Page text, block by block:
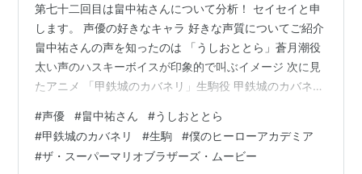
第七十二回目は畠中祐さんについて分析！ セイセイと申
します。 声優の好きなキャラ 好きな声質についてご紹介
畠中祐さんの声を知ったのは 「うしおととら」蒼月潮役
太い声のハスキーボイスが印象的で叫ぶイメージ 次に見
たアニメ 「甲鉄城のカバネリ」生駒役 甲鉄城のカバネリ
詳細を見る 蒼月潮よりはマイルドな声ですが、やっぱり
叫ぶハスキーボイスのイメージ 畠中祐さんの声の魅力は
かすれ声だと分析！ 畠中祐さんの声の魅力は太くかすれ
#声優 #畠中祐さん #うしおととら
#甲鉄城のカバネリ #生駒 #僕のヒーローアカデミア
#ザ・スーパーマリオブラザーズ・ムービー